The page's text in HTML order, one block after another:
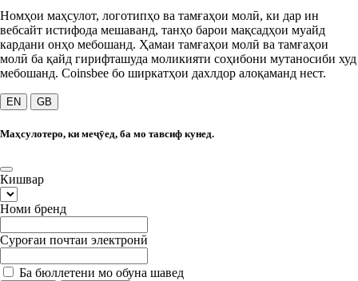
Номҳои маҳсулот, логотипҳо ва тамғаҳои молӣ, ки дар ин
вебсайт истифода мешаванд, танҳо барои мақсадҳои муайд
кардани онҳо мебошанд. Ҳамаи тамғаҳои молӣ ва тамғаҳои
молӣ ба қайд гирифташуда моликияти соҳибони мутаносиби худ
мебошанд. Coinsbee бо ширкатҳои дахлдор алоқаманд нест.
EN GB
Маҳсулотеро, ки меҷӯед, ба мо тавсиф кунед.
Кишвар
Номи бренд
Суроғаи почтаи электронӣ
Ба бюллетени мо обуна шавед